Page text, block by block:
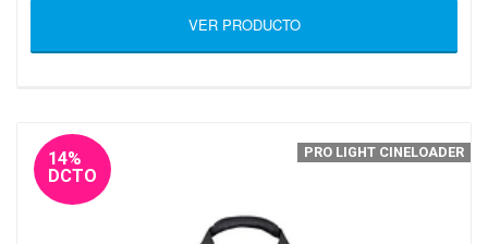
VER PRODUCTO
14%
DCTO
PRO LIGHT CINELOADER